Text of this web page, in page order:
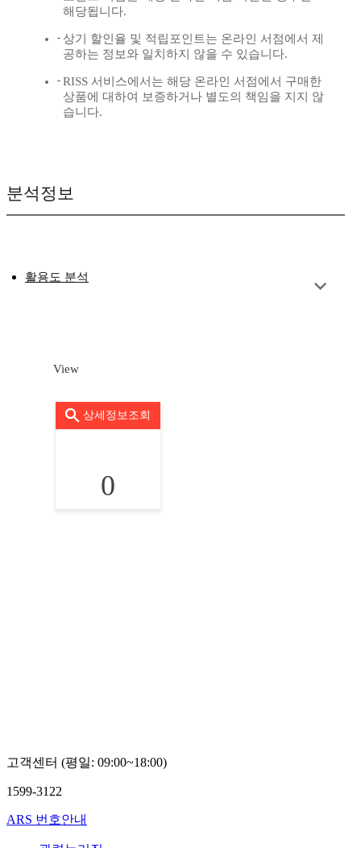
해당됩니다.
상기 할인율 및 적립포인트는 온라인 서점에서 제
공하는 정보와 일치하지 않을 수 있습니다.
RISS 서비스에서는 해당 온라인 서점에서 구매한
상품에 대하여 보증하거나 별도의 책임을 지지 않
습니다.
분석정보
활용도 분석
View
상세정보조회
0
고객센터 (평일: 09:00~18:00)
1599-3122
ARS 번호안내